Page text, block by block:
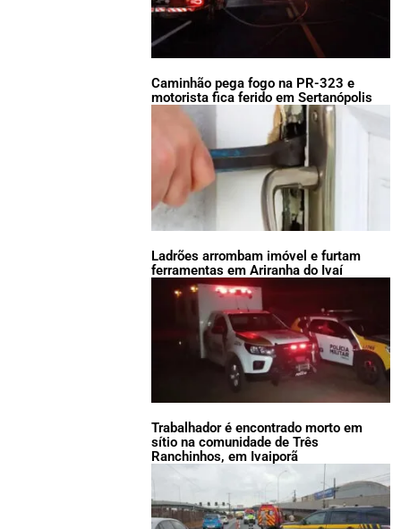
Caminhão pega fogo na PR-323 e
motorista fica ferido em Sertanópolis
Ladrões arrombam imóvel e furtam
ferramentas em Ariranha do Ivaí
Trabalhador é encontrado morto em
sítio na comunidade de Três
Ranchinhos, em Ivaiporã